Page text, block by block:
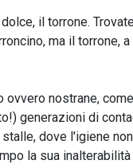
il torrone.
ma il torrone,
nostrane,
generazioni di
dove l'igiene
la sua